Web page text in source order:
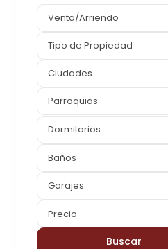
Venta/Arriendo
Tipo de Propiedad
Ciudades
Parroquias
Dormitorios
Baños
Precio
Buscar